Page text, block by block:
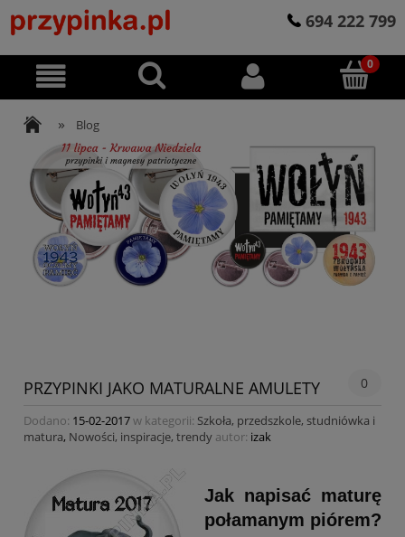
694 222 799
» Blog
PRZYPINKI JAKO MATURALNE AMULETY 0
Dodano: 15-02-2017w kategorii: Szkoła, przedszkole, studniówka i
matura, Nowości, inspiracje, trendy autor: izak
Jak napisać maturę
połamanym piórem?